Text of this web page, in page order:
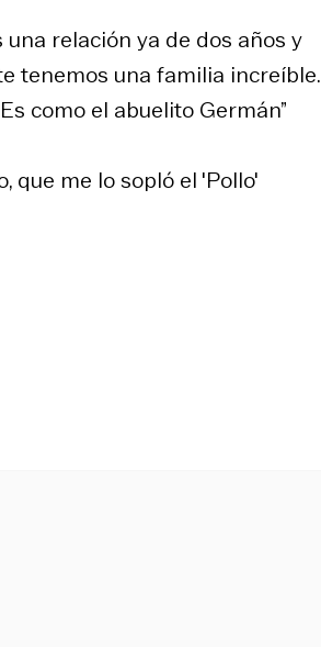
relación ya de dos años y
tenemos una familia increíble.
como el abuelito Germán”
que me lo sopló el 'Pollo'